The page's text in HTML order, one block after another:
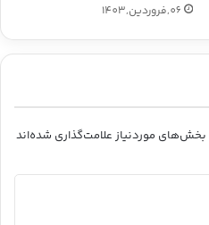
06,فروردین,1403
بخش‌های موردنیاز علامت‌گذاری شده‌اند